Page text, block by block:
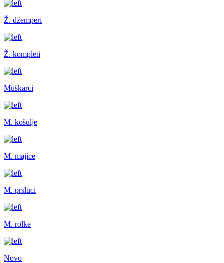
Ž. džemperi
Ž. kompleti
Muškarci
M. košulje
M. majice
M. prsluci
M. rolke
Novo